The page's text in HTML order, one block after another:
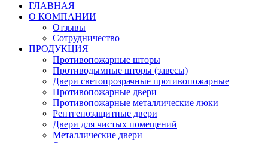
ГЛАВНАЯ
О КОМПАНИИ
Отзывы
Сотрудничество
ПРОДУКЦИЯ
Противопожарные шторы
Противодымные шторы (завесы)
Двери светопрозрачные противопожарные
Противопожарные двери
Противопожарные металлические люки
Рентгенозащитные двери
Двери для чистых помещений
Металлические двери